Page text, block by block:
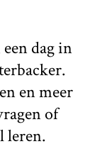
dag in
en meer
of
leren.